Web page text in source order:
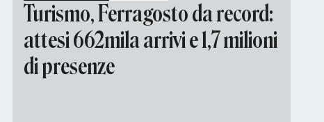
Turismo, Ferragosto da record:
attesi 662mila arrivi e 1,7 milioni
di presenze